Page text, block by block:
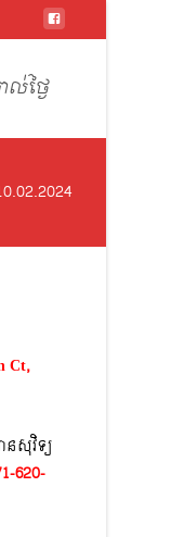
ល់ថ្ងៃ
Ct,
សុវិទ្យ
620-